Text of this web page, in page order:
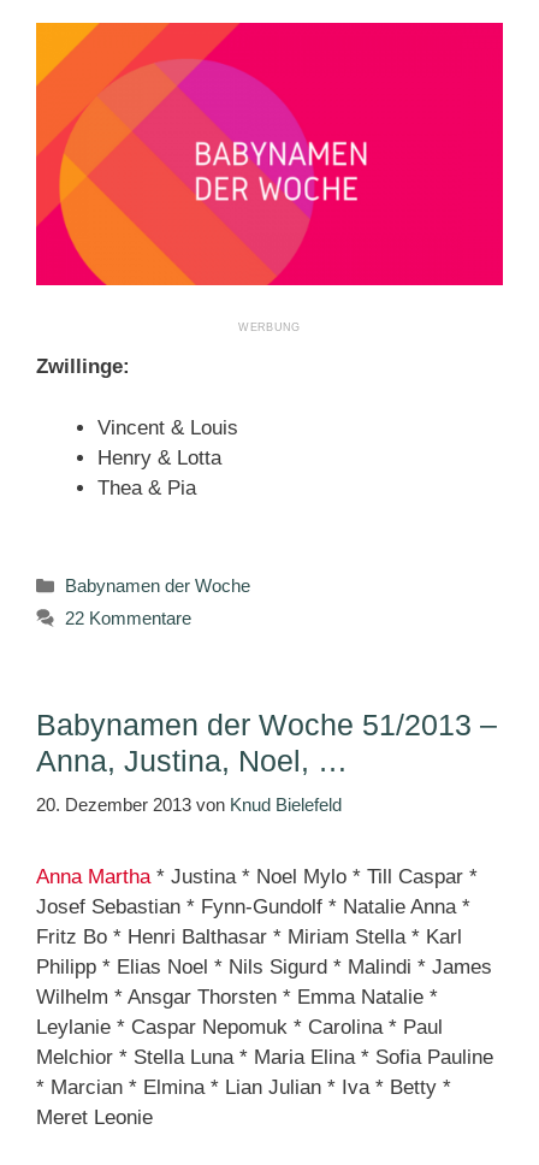
Zwillinge:
Vincent & Louis
Henry & Lotta
Thea & Pia
Kategorien
Babynamen der Woche
22 Kommentare
Babynamen der Woche 51/2013 –
Anna, Justina, Noel, …
20. Dezember 2013 von Knud Bielefeld
Anna Martha* Justina * Noel Mylo * Till Caspar *
Josef Sebastian * Fynn-Gundolf * Natalie Anna *
Fritz Bo * Henri Balthasar * Miriam Stella * Karl
Philipp * Elias Noel * Nils Sigurd * Malindi * James
Wilhelm * Ansgar Thorsten * Emma Natalie *
Leylanie * Caspar Nepomuk * Carolina * Paul
Melchior * Stella Luna * Maria Elina * Sofia Pauline
* Marcian * Elmina * Lian Julian * Iva * Betty *
Meret Leonie